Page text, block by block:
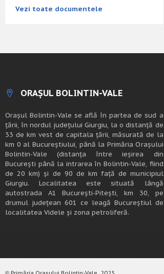
Vezi toate documentele
ORAȘUL BOLINTIN-VALE
Oraşul Bolintin-Vale se află în partea de sud a
ţării, în nordul judeţului Giurgiu, la o distanţă de
33 de km vest de capitala țării, măsurată de la
km 0 al Bucureștiului, până la Primăria Orașului
Bolintin-Vale (distanța între ieșirea din
București până la intrarea în Bolintin-Vale, fiind
de 20 km) şi de 90 de km faţă de municipiul
Giurgiu. Localitatea este situată lângă
autostrada A1 Bucureşti-Piteşti, km 30, pe
drumul judeţean 601 ce leagă Bucureştiul de
localitatea Videle şi zona petroliferă.